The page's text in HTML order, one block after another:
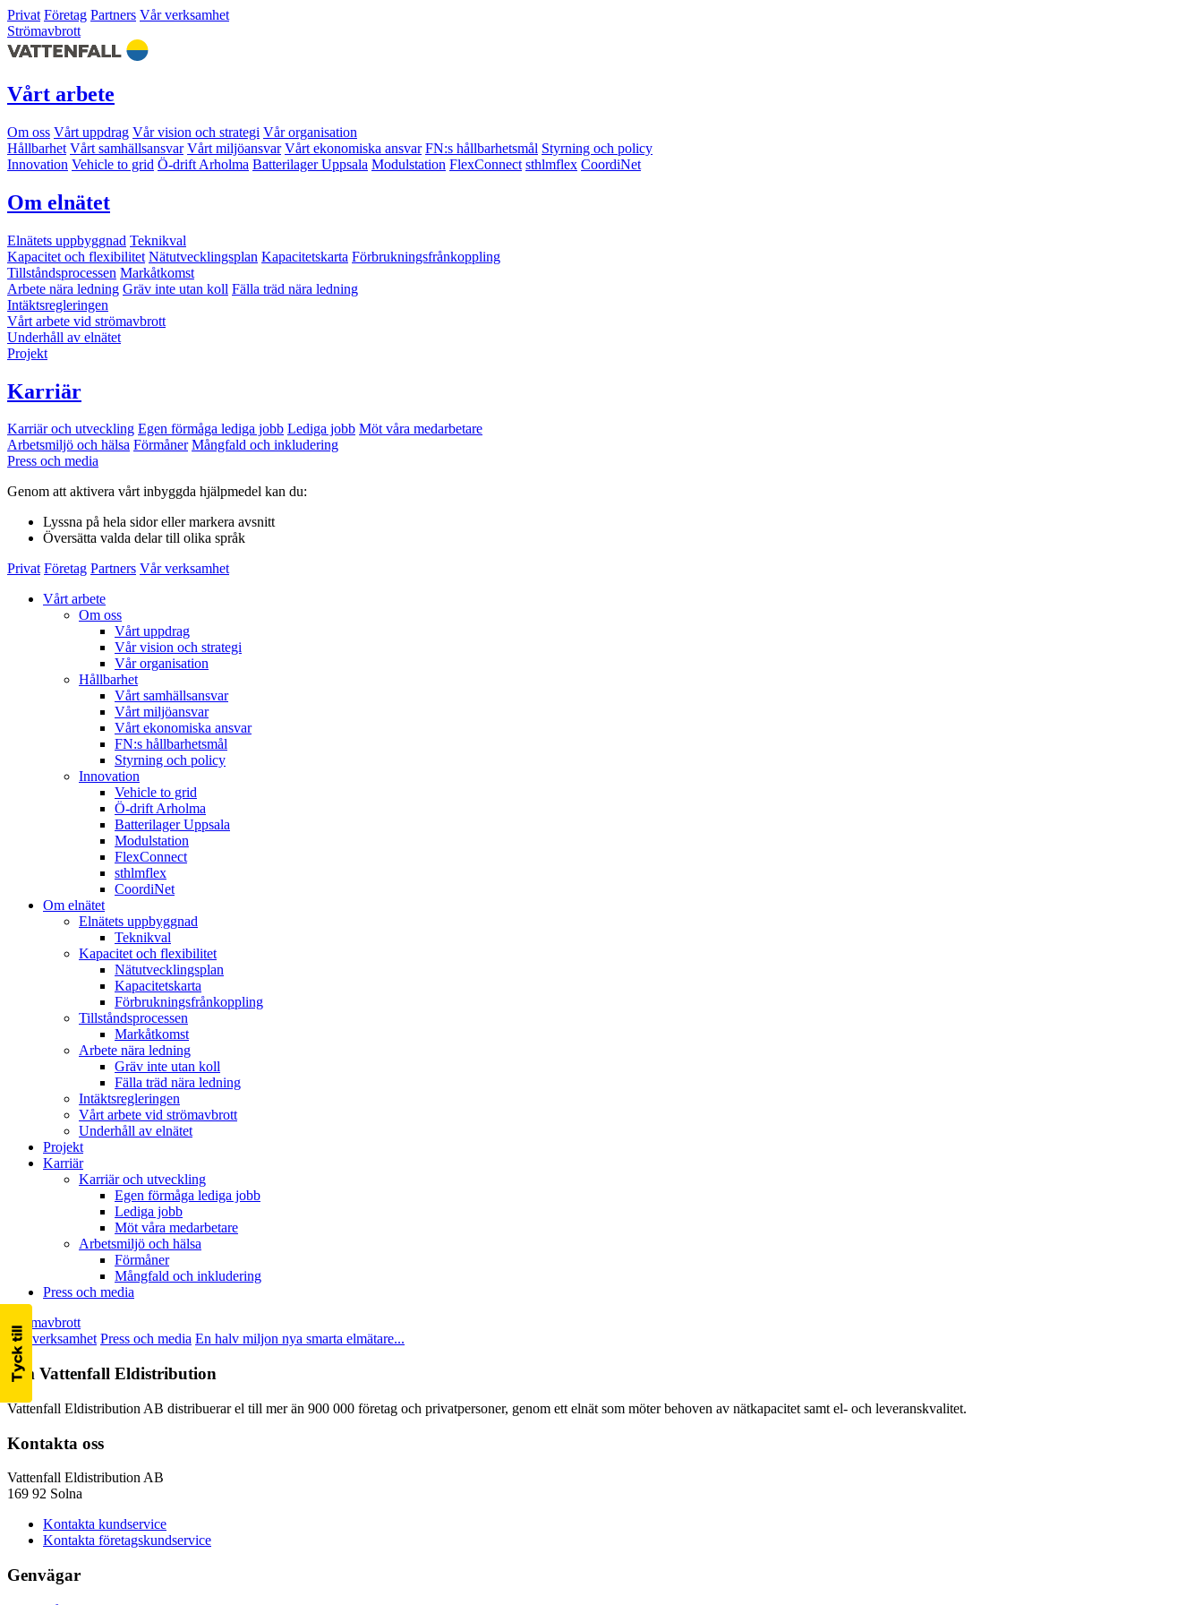
Privat Företag Partners Vår verksamhet
Strömavbrott
Vårt arbete
Om oss Vårt uppdrag Vår vision och strategi Vår organisation
Hållbarhet Vårt samhällsansvar Vårt miljöansvar Vårt ekonomiska ansvar FN:s hållbarhetsmål Styrning och policy
Innovation Vehicle to grid Ö-drift Arholma Batterilager Uppsala Modulstation FlexConnect sthlmflex CoordiNet
Om elnätet
Elnätets uppbyggnad Teknikval
Kapacitet och flexibilitet Nätutvecklingsplan Kapacitetskarta Förbrukningsfrånkoppling
Tillståndsprocessen Markåtkomst
Arbete nära ledning Gräv inte utan koll Fälla träd nära ledning
Intäktsregleringen
Vårt arbete vid strömavbrott
Underhåll av elnätet
Projekt
Karriär
Karriär och utveckling Egen förmåga lediga jobb Lediga jobb Möt våra medarbetare
Arbetsmiljö och hälsa Förmåner Mångfald och inkludering
Press och media
Genom att aktivera vårt inbyggda hjälpmedel kan du:
Lyssna på hela sidor eller markera avsnitt
Översätta valda delar till olika språk
Privat Företag Partners Vår verksamhet
Vårt arbete
Om oss
Vårt uppdrag
Vår vision och strategi
Vår organisation
Hållbarhet
Vårt samhällsansvar
Vårt miljöansvar
Vårt ekonomiska ansvar
FN:s hållbarhetsmål
Styrning och policy
Innovation
Vehicle to grid
Ö-drift Arholma
Batterilager Uppsala
Modulstation
FlexConnect
sthlmflex
CoordiNet
Om elnätet
Elnätets uppbyggnad
Teknikval
Kapacitet och flexibilitet
Nätutvecklingsplan
Kapacitetskarta
Förbrukningsfrånkoppling
Tillståndsprocessen
Markåtkomst
Arbete nära ledning
Gräv inte utan koll
Fälla träd nära ledning
Intäktsregleringen
Vårt arbete vid strömavbrott
Underhåll av elnätet
Projekt
Karriär
Karriär och utveckling
Egen förmåga lediga jobb
Lediga jobb
Möt våra medarbetare
Arbetsmiljö och hälsa
Förmåner
Mångfald och inkludering
Press och media
Strömavbrott
Vår verksamhet Press och media En halv miljon nya smarta elmätare...
Om Vattenfall Eldistribution
Vattenfall Eldistribution AB distribuerar el till mer än 900 000 företag och privatpersoner, genom ett elnät som möter behoven av nätkapacitet samt el- och leveranskvalitet.
Kontakta oss
Vattenfall Eldistribution AB
169 92 Solna
Kontakta kundservice
Kontakta företagskundservice
Genvägar